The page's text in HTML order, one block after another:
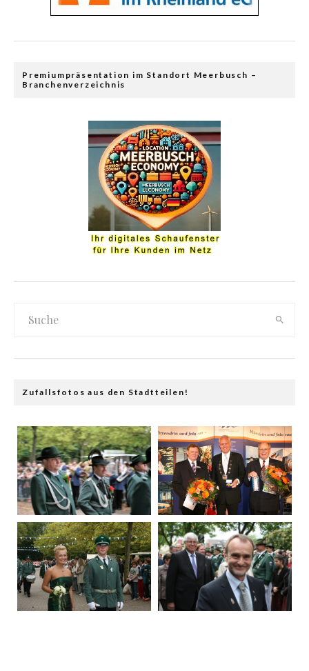
Premiumpräsentation im Standort Meerbusch –
Branchenverzeichnis
Zufallsfotos aus den Stadtteilen!